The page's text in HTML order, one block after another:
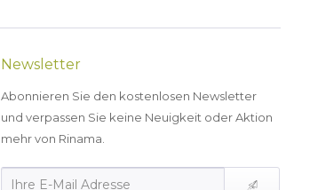
Newsletter
Abonnieren Sie den kostenlosen Newsletter
und verpassen Sie keine Neuigkeit oder Aktion
mehr von Rinama.